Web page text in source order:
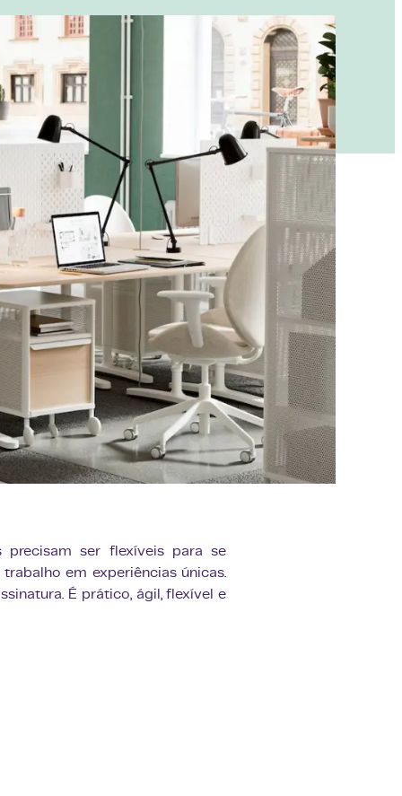
precisam ser flexíveis para se
em experiências únicas.
É prático, ágil, flexível e